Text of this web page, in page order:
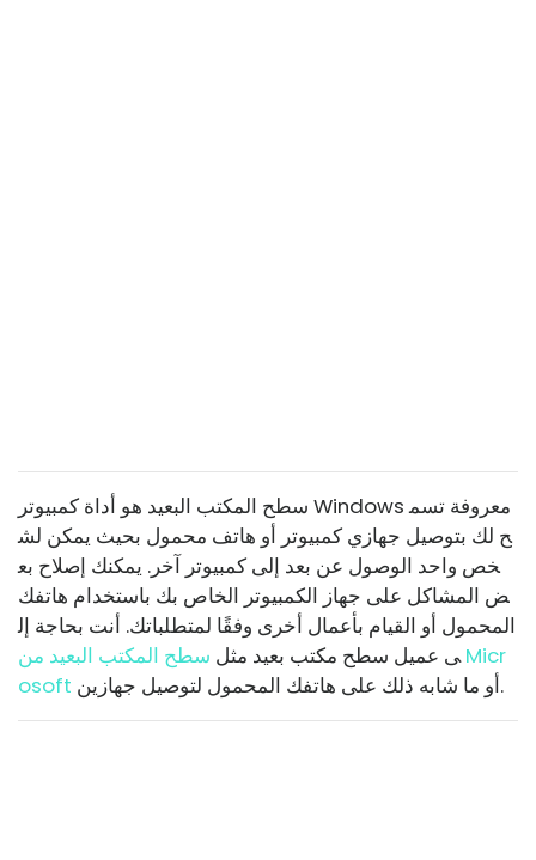
سطح المكتب البعيد هو أداة كمبيوتر Windows معروفة تسم
ح لك بتوصيل جهازي كمبيوتر أو هاتف محمول بحيث يمكن لش
خص واحد الوصول عن بعد إلى كمبيوتر آخر. يمكنك إصلاح بع
ض المشاكل على جهاز الكمبيوتر الخاص بك باستخدام هاتفك
المحمول أو القيام بأعمال أخرى وفقًا لمتطلباتك. أنت بحاجة إل
ى عميل سطح مكتب بعيد مثل سطح المكتب البعيد من Micr
osoft
أو ما شابه ذلك على هاتفك المحمول لتوصيل جهازين.